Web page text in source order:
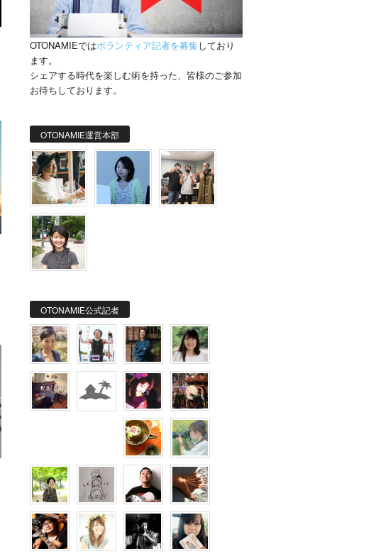
OTONAMIEではボランティア記者を募集しており
ます。
シェアする時代を楽しむ術を持った、皆様のご参加
お待ちしております。
OTONAMIE運営本部
OTONAMIE公式記者